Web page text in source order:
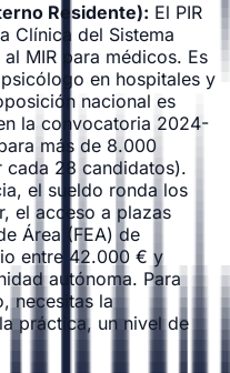
Residente): El PIR
Clínica del Sistema
MIR para médicos. Es
en hospitales y
nacional es
la convocatoria 2024-
más de 8.000
cada 28 candidatos).
el sueldo ronda los
el acceso a plazas
Área (FEA) de
entre 42.000 € y
autónoma. Para
necesitas la
práctica, un nivel de